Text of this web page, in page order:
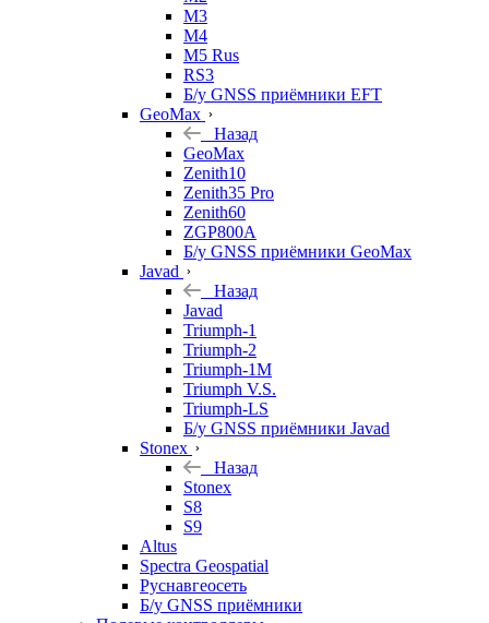
M3
M4
M5 Rus
RS3
Б/у GNSS приёмники EFT
GeoMax
Назад
GeoMax
Zenith10
Zenith35 Pro
Zenith60
ZGP800A
Б/у GNSS приёмники GeoMax
Javad
Назад
Javad
Triumph-1
Triumph-2
Triumph-1M
Triumph V.S.
Triumph-LS
Б/у GNSS приёмники Javad
Stonex
Назад
Stonex
S8
S9
Altus
Spectra Geospatial
Руснавгеосеть
Б/у GNSS приёмники